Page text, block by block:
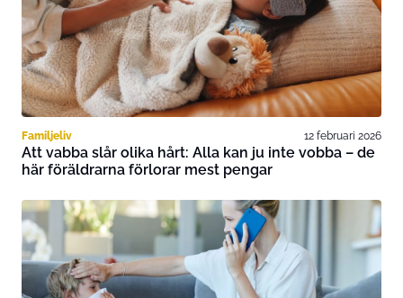
Familjeliv 12 februari 2026
Att vabba slår olika hårt: Alla kan ju inte vobba – de
här föräldrarna förlorar mest pengar